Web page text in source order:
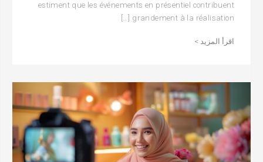
estiment que les événements en présentiel contribuent
grandement à la réalisation […]
اقرأ المزيد >